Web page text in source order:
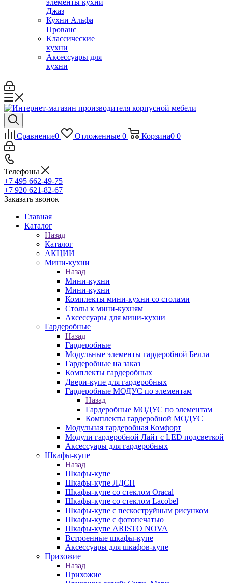
элементы кухни
Джаз
Кухни Альфа
Прованс
Классические
кухни
Аксессуары для
кухни
Сравнение0 Отложенные 0 Корзина0 0
Телефоны
+7 495 662-49-75
+7 920 621-82-67
Заказать звонок
Главная
Каталог
Назад
Каталог
АКЦИИ
Мини-кухни
Назад
Мини-кухни
Мини-кухни
Комплекты мини-кухни со столами
Столы к мини-кухням
Аксессуары для мини-кухни
Гардеробные
Назад
Гардеробные
Модульные элементы гардеробной Белла
Гардеробные на заказ
Комплекты гардеробных
Двери-купе для гардеробных
Гардеробные МОДУС по элементам
Назад
Гардеробные МОДУС по элементам
Комплекты гардеробной МОДУС
Модульная гардеробная Комфорт
Модули гардеробной Лайт с LED подсветкой
Аксессуары для гардеробных
Шкафы-купе
Назад
Шкафы-купе
Шкафы-купе ЛДСП
Шкафы-купе со стеклом Oracal
Шкафы-купе со стеклом Lacobel
Шкафы-купе с пескоструйным рисунком
Шкафы-купе с фотопечатью
Шкафы-купе ARISTO NOVA
Встроенные шкафы-купе
Аксессуары для шкафов-купе
Прихожие
Назад
Прихожие